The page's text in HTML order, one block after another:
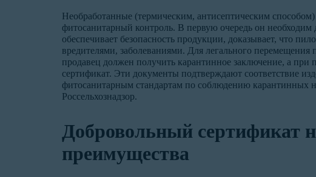
Необработанные (термическим, антисептическим
фитосанитарный контроль. В первую очередь он
обеспечивает безопасность продукции, доказывает, что
вредителями, заболеваниями. Для легального перемещения
продавец должен получить карантинное заключение, а
сертификат. Эти документы подтверждают соответствие
фитосанитарным стандартам по соблюдению карантинных
Россельхознадзор.
Добровольный сертификат
преимущества